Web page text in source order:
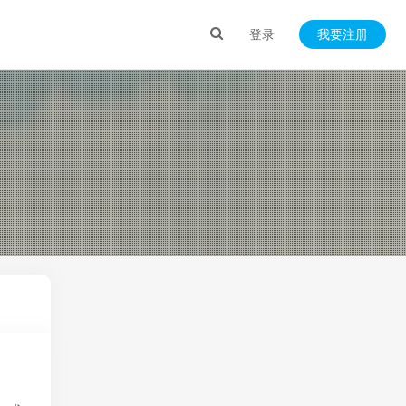
登录 我要注册